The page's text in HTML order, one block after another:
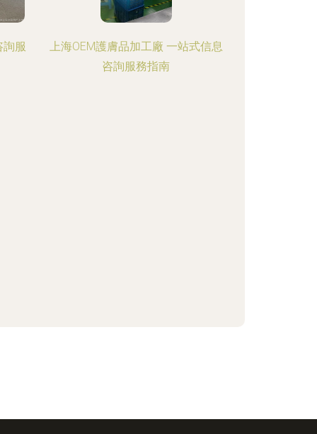
服
上海OEM護膚品加工廠 一站式信息
咨詢服務指南